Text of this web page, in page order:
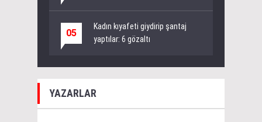
05
Kadın kıyafeti giydirip şantaj
yaptılar: 6 gözaltı
YAZARLAR